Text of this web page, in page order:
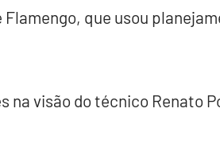
que usou
na visão do técnico Renato